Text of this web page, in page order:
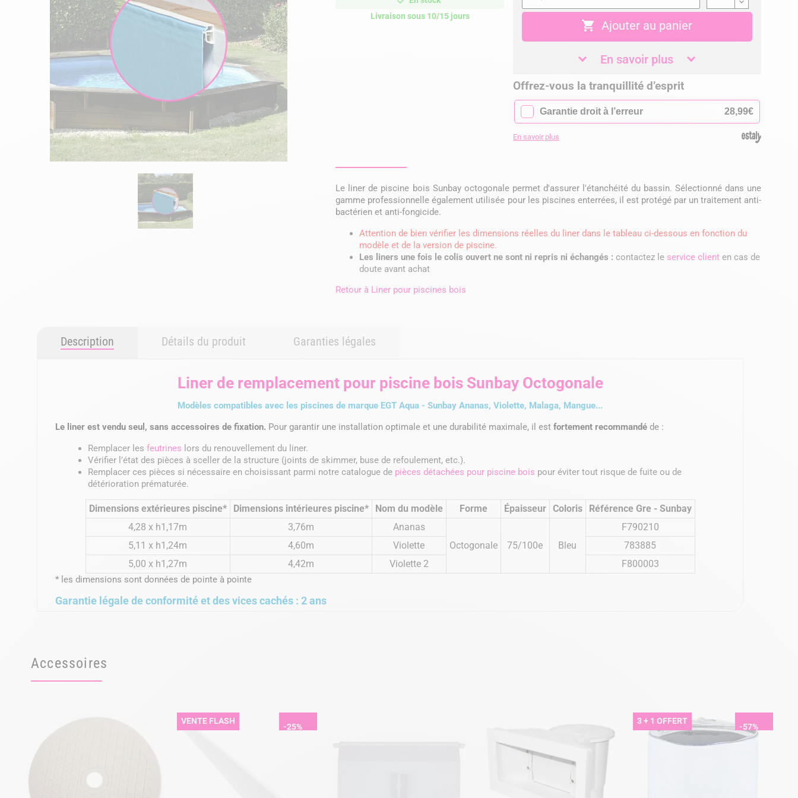
Livraison sous 10/15 jours
 Ajouter au panier
En savoir plus
Offrez-vous la tranquillité d’esprit
✓ Garantie droit à l’erreur 28,99€
En savoir plus
Le liner de piscine bois Sunbay octogonale permet d'assurer l'étanchéité du bassin. Sélectionné dans une
gamme professionnelle également utilisée pour les piscines enterrées, il est protégé par un traitement anti-
bactérien et anti-fongicide.
Attention de bien vérifier les dimensions réelles du liner dans le tableau ci-dessous en fonction du
modèle et de la version de piscine.
Les liners une fois le colis ouvert ne sont ni repris ni échangés : contactez le service client en cas de
doute avant achat
Retour à Liner pour piscines bois
Description Détails du produit Garanties légales
Liner de remplacement pour piscine bois Sunbay Octogonale
Modèles compatibles avec les piscines de marque EGT Aqua - Sunbay Ananas, Violette, Malaga, Mangue...
Le liner est vendu seul, sans accessoires de fixation. Pour garantir une installation optimale et une durabilité maximale, il est fortement recommandé de :
Remplacer les feutrines lors du renouvellement du liner.
Vérifier l’état des pièces à sceller de la structure (joints de skimmer, buse de refoulement, etc.).
Remplacer ces pièces si nécessaire en choisissant parmi notre catalogue de pièces détachées pour piscine bois pour éviter tout risque de fuite ou de
détérioration prématurée.
Dimensions extérieures piscine* Dimensions intérieures piscine* Nom du modèle Forme Épaisseur Coloris
Référence Gre - Sunbay
4,28 x h1,17m
3,76m
Ananas
Octogonale
75/100e Bleu
F790210
5,11 x h1,24m
4,60m Violette
783885
5,00 x h1,27m
4,42m Violette 2 F800003
* les dimensions sont données de pointe à pointe
Garantie légale de conformité et des vices cachés : 2 ans
Accessoires
VENTE FLASH
-25%
3 + 1 OFFERT
-57%